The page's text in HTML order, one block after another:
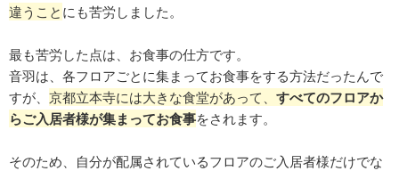
違うこと にも苦労しました。
最も苦労した点は、お食事の仕方です。
音羽は、各フロアごとに集まってお食事をする方法だったんで
すが、 京都立本寺には大きな食堂があって、 すべてのフロアか
らご入居者様が集まってお食事をされます。
そのため、自分が配属されているフロアのご入居者様だけでな